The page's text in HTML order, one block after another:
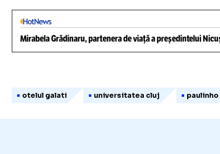
Mirabela Grădinaru, partenera de viață a președintelui
otelul galati universitatea cluj paulinho